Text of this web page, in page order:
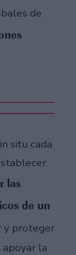
de
situ cada
las
de un
y proteger
la